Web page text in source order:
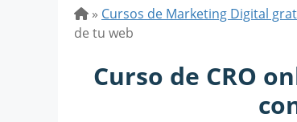
» Cursos de Marketing Digital
de tu web
Curso de CRO